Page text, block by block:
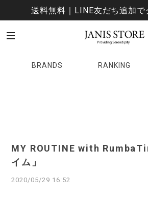
送料無料｜LINE友だち追加で
BRANDS RANKING
MY ROUTINE with
イム」
2020/05/29 16:52